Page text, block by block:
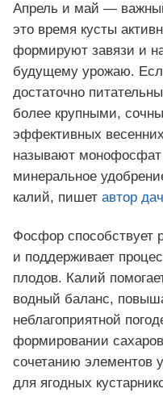
Апрель и май —
это время кусты
формируют завязи и
будущему урожаю.
достаточно
более крупными,
эффективных
называют
минеральное
калий, пишет автор
Фосфор способствует
и поддерживает
плодов. Калий
водный баланс,
неблагоприятной
формировании
сочетанию элементов
для ягодных